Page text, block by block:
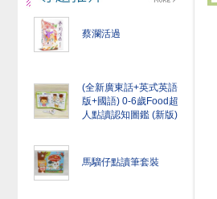
蔡瀾活過
(全新廣東話+英式英語
版+國語) 0-6歲Food超
人點讀認知圖鑑 (新版)
馬騮仔點讀筆套裝